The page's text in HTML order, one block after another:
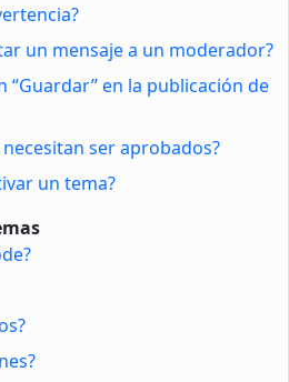
un mensaje a un moderador?
“Guardar” en la publicación de
ser aprobados?
un tema?